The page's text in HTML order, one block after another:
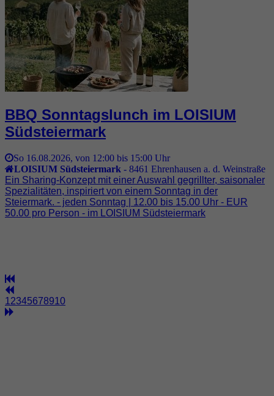
BBQ Sonntagslunch im LOISIUM
Südsteiermark
So 16.08.2026, von 12:00 bis 15:00 Uhr
LOISIUM Südsteiermark - 8461 Ehrenhausen a. d. Weinstraße
Ein Sharing-Konzept mit einer Auswahl gegrillter, saisonaler
Spezialitäten, inspiriert von einem Sonntag in der
Steiermark. - jeden Sonntag | 12.00 bis 15.00 Uhr - EUR
50.00 pro Person - im LOISIUM Südsteiermark
1 2345678910